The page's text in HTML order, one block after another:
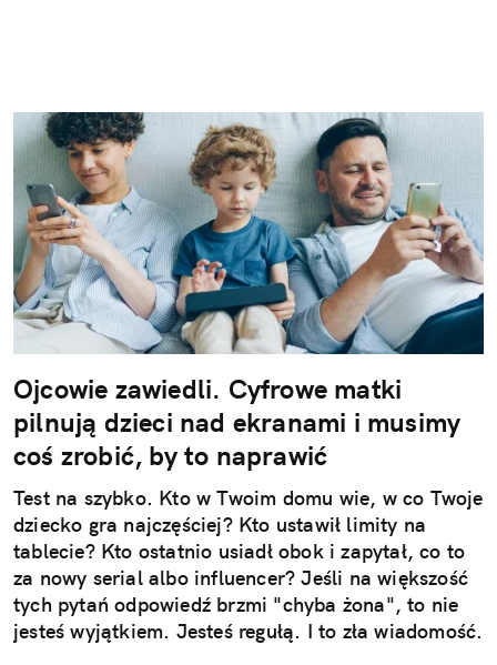
Ojcowie zawiedli. Cyfrowe matki
pilnują dzieci nad ekranami i musimy
coś zrobić, by to naprawić
Test na szybko. Kto w Twoim domu wie, w co Twoje
dziecko gra najczęściej? Kto ustawił limity na
tablecie? Kto ostatnio usiadł obok i zapytał, co to
za nowy serial albo influencer? Jeśli na większość
tych pytań odpowiedź brzmi "chyba żona", to nie
jesteś wyjątkiem. Jesteś regułą. I to zła wiadomość.